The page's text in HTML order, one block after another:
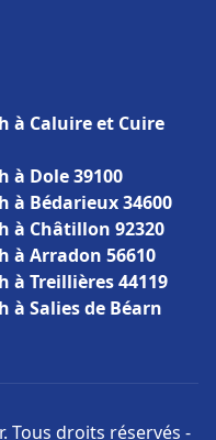
à Caluire et Cuire
à Dole 39100
à Bédarieux 34600
à Châtillon 92320
à Arradon 56610
à Treillières 44119
à Salies de Béarn
Tous droits réservés -